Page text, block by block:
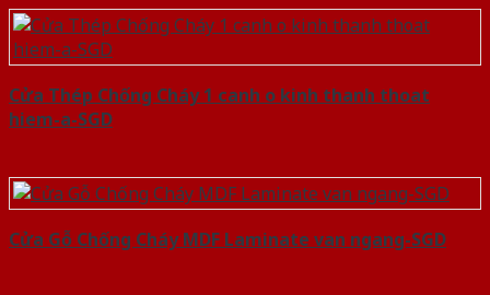
Cửa Thép Chống Cháy 1 canh o kinh thanh thoat
hiem-a-SGD
Cửa Gỗ Chống Cháy MDF Laminate van ngang-SGD